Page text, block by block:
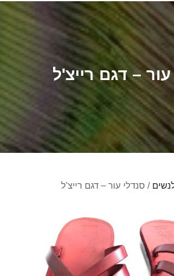
– דגם רייצ'ל
/ סנדלי עור – דגם רייצ'ל